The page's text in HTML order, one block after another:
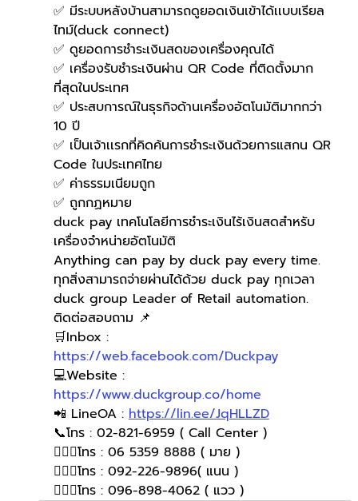
✅ มีระบบหลังบ้านสามารถดูยอดเงินเข้าได้เเบบเรียล
ไทม์(duck connect)
✅ ดูยอดการชำระเงินสดของเครื่องคุณได้
✅ เครื่องรับชำระเงินผ่าน QR Code ที่ติดตั้งมาก
ที่สุดในประเทศ
✅ ประสบการณ์ในธุรกิจด้านเครื่องอัตโนมัติมากกว่า
10 ปี
✅ เป็นเจ้าเเรกที่คิดค้นการชำระเงินด้วยการแสกน QR
Code ในประเทศไทย
✅ ค่าธรรมเนียมถูก
✅ ถูกกฏหมาย
duck pay เทคโนโลยีการชำระเงินไร้เงินสดสำหรับ
เครื่องจำหน่ายอัตโนมัติ
Anything can pay by duck pay every time.
ทุกสิ่งสามารถจ่ายผ่านได้ด้วย duck pay ทุกเวลา
duck group Leader of Retail automation.
ติดต่อสอบถาม 📌
🛒Inbox :
https://web.facebook.com/Duckpay
💻Website :
https://www.duckgroup.co/home
📲 LineOA : https://lin.ee/JqHLLZD
📞โทร : 02-821-6959 ( Call Center )
🙋🏻‍♀️โทร : 06 5359 8888 ( มาย )
🙋🏻‍♀️โทร : 092-226-9896( แนน )
🙋🏻‍♀โทร : 096-898-4062 ( แวว )